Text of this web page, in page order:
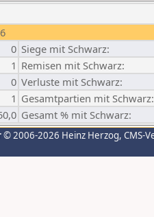
0 Siege mit Schwarz:
1 Remisen mit Schwarz:
0 Verluste mit Schwarz:
1 Gesamtpartien mit Schwarz:
Gesamt % mit Schwarz:
© 2006-2026 Heinz Herzog, CMS-